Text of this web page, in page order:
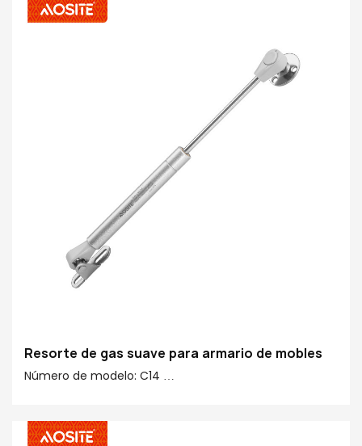
Resorte de gas suave para armario de mobles
Número de modelo: C14
Centro a centro: 245 mm
Carreira: 90 mm